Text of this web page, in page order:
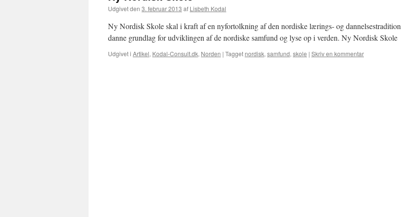
Udgivet den 3. februar 2013 af Lisbeth Kodal
Ny Nordisk Skole skal i kraft af en nyfortolkning af den nordiske lærings- og dannelsestradition
danne grundlag for udviklingen af de nordiske samfund og lyse op i verden. Ny Nordisk Skole
Udgivet i Artikel, Kodal-Consult.dk, Norden | Tagget nordisk, samfund, skole | Skriv en kommentar